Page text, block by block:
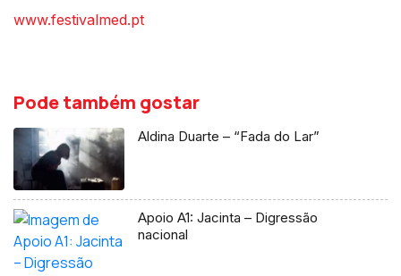
www.festivalmed.pt
Pode também gostar
Aldina Duarte – “Fada do Lar”
Apoio A1: Jacinta – Digressão
nacional